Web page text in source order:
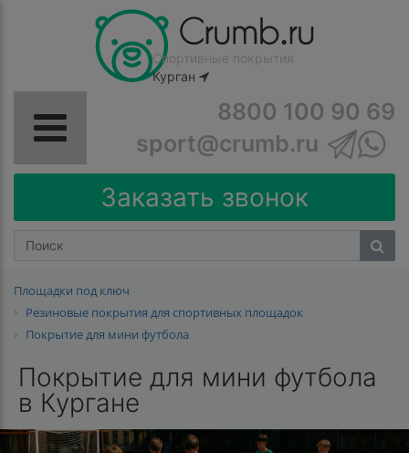
Спортивные покрытия
Курган
8800 100 90 69
sport@crumb.ru
Заказать звонок
Площадки под ключ
Резиновые покрытия для спортивных площадок
Покрытие для мини футбола
Покрытие для мини футбола
в Кургане